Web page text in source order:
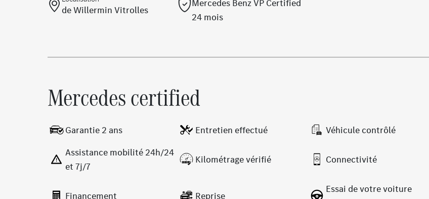
de Willermin Vitrolles
Mercedes Benz VP Certified
24 mois
Mercedes certified
Garantie 2 ans Entretien effectué
Véhicule contrôlé
Assistance mobilité 24h/24
et 7j/7
Kilométrage vérifié Connectivité
Financement Reprise
Essai de votre voiture